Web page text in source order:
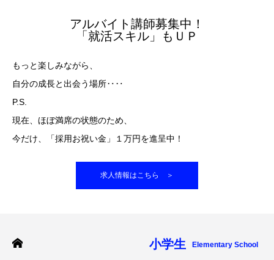
アルバイト講師募集中！
「就活スキル」もＵＰ
もっと楽しみながら、
自分の成長と出会う場所‥‥
P.S.
現在、ほぼ満席の状態のため、
今だけ、「採用お祝い金」１万円を進呈中！
求人情報はこちら ＞
小学生 Elementary School